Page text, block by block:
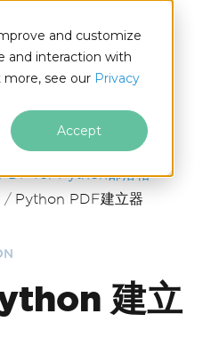
and customize
and interaction with
more, see our Privacy
Accept
for Python部落格
Python PDF建立器
建立